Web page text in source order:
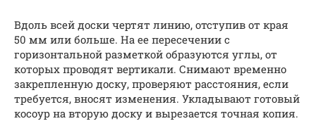
Вдоль всей доски чертят линию, отступив от края
50 мм или больше. На ее пересечении с
горизонтальной разметкой образуются углы, от
которых проводят вертикали. Снимают временно
закрепленную доску, проверяют расстояния, если
требуется, вносят изменения. Укладывают готовый
косоур на вторую доску и вырезается точная копия.